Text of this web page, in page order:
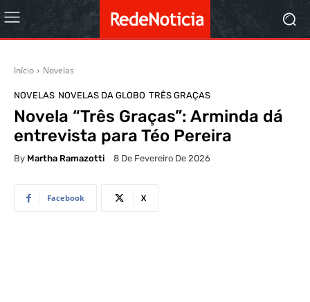
Início Novelas
NOVELAS NOVELAS DA GLOBO TRÊS GRAÇAS
Novela “Três Graças”: Arminda dá
entrevista para Téo Pereira
By Martha Ramazotti 8 De Fevereiro De 2026
Facebook X